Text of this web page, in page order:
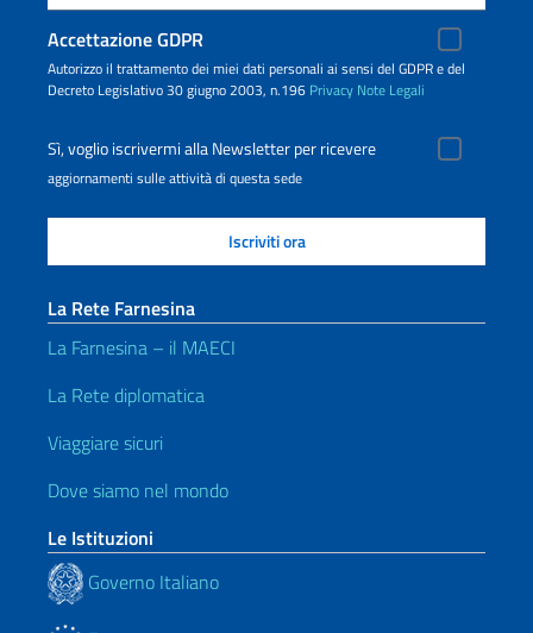
Accettazione GDPR
Autorizzo il trattamento dei miei dati personali ai sensi del GDPR e del
Decreto Legislativo 30 giugno 2003, n.196 Privacy Note Legali
Sì, voglio iscrivermi alla Newsletter per ricevere
aggiornamenti sulle attività di questa sede
La Rete Farnesina
La Farnesina – il MAECI
La Rete diplomatica
Viaggiare sicuri
Dove siamo nel mondo
Le Istituzioni
Governo Italiano